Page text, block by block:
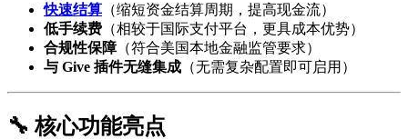
快速结算 （缩短资金结算周期，提高现金流）
低手续费 （相较于国际支付平台，更具成本优势）
合规性保障（符合美国本地金融监管要求）
与 Give 插件无缝集成 （无需复杂配置即可启用）
🔧 核心功能亮点